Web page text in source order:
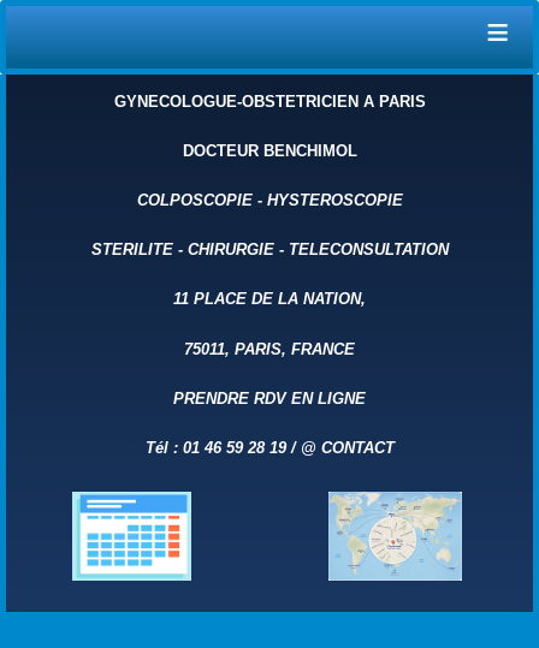
≡
GYNECOLOGUE-OBSTETRICIEN A PARIS
DOCTEUR BENCHIMOL
COLPOSCOPIE- HYSTEROSCOPIE
STERILITE- CHIRURGIE- TELECONSULTATION
11 PLACE DE LA NATION,
75011, PARIS, FRANCE
PRENDRE RDV EN LIGNE
Tél : 01 46 59 28 19 / @ CONTACT